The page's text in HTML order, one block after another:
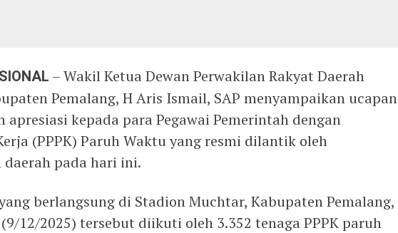
– Wakil Ketua Dewan Perwakilan Rakyat Daerah
Pemalang, H Aris Ismail, SAP menyampaikan ucapan
apresiasi kepada para Pegawai Pemerintah dengan
(PPPK) Paruh Waktu yang resmi dilantik oleh
pada hari ini.
berlangsung di Stadion Muchtar, Kabupaten Pemalang,
12/2025) tersebut diikuti oleh 3.352 tenaga PPPK paruh